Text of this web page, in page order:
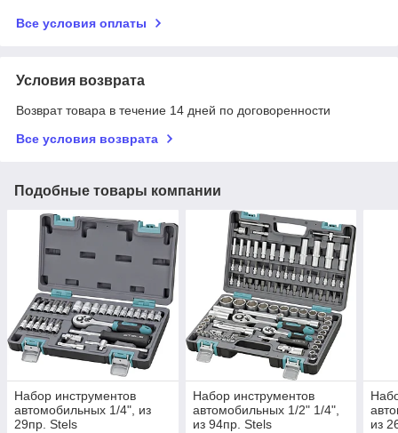
Все условия оплаты
Условия возврата
Возврат товара в течение 14 дней по договоренности
Все условия возврата
Подобные товары компании
Набор инструментов
автомобильных 1/4", из
29пр. Stels
Набор инструментов
автомобильных 1/2" 1/4",
из 94пр. Stels
из